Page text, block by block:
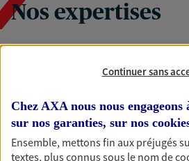
Nos expertises
Accompagner les
entreprises
Comme vous, nous sommes des
bâtissons ensemble des solutions
Continuer sans
Chez AXA nous nous
sur nos garanties, sur nos
Ensemble, mettons fin aux préjugés
textes, plus connus sous le nom de